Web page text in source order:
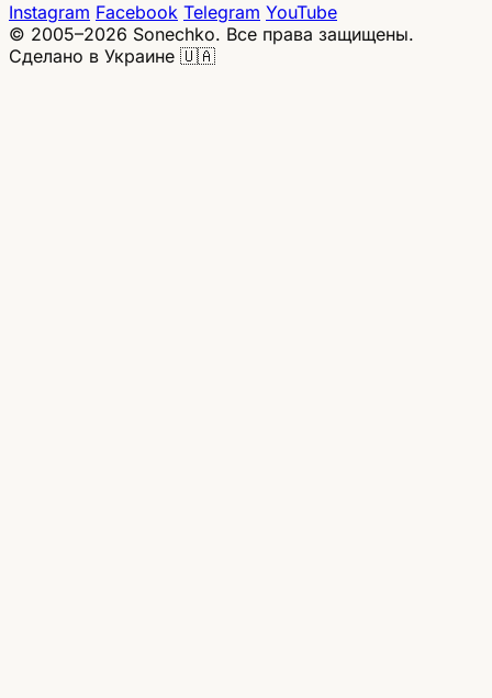
Instagram Facebook Telegram YouTube
© 2005–2026 Sonechko. Все права защищены.
Сделано в Украине 🇺🇦